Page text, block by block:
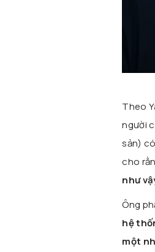
Theo
người
sản)
cho
như
Ông
hệ
một